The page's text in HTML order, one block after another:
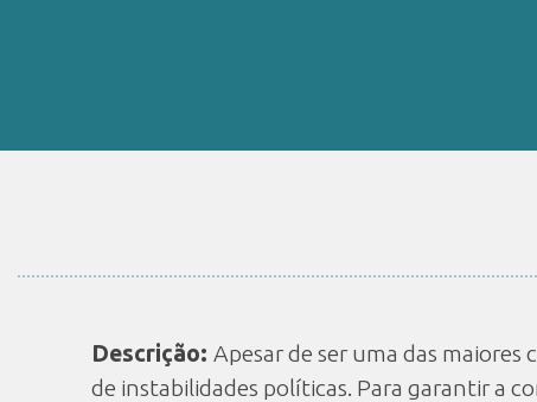
Descrição: Apesar de ser uma das maiores
de instabilidades políticas. Para garantir a